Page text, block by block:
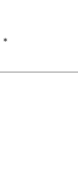
*